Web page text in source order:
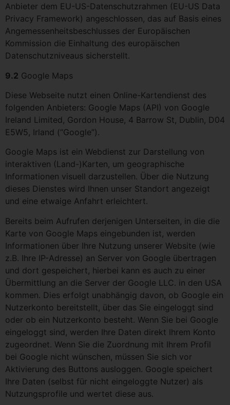
Anbieter dem EU-US-Datenschutzrahmen (EU-US Data
Privacy Framework) angeschlossen, das auf Basis eines
Angemessenheitsbeschlusses der Europäischen
Kommission die Einhaltung des europäischen
Datenschutzniveaus sicherstellt.
9.2 Google Maps
Diese Webseite nutzt einen Online-Kartendienst des
folgenden Anbieters: Google Maps (API) von Google
Ireland Limited, Gordon House, 4 Barrow St, Dublin, D04
E5W5, Irland (“Google”).
Google Maps ist ein Webdienst zur Darstellung von
interaktiven (Land-)Karten, um geographische
Informationen visuell darzustellen. Über die Nutzung
dieses Dienstes wird Ihnen unser Standort angezeigt
und eine etwaige Anfahrt erleichtert.
Bereits beim Aufrufen derjenigen Unterseiten, in die die
Karte von Google Maps eingebunden ist, werden
Informationen über Ihre Nutzung unserer Website (wie
z.B. Ihre IP-Adresse) an Server von Google übertragen
und dort gespeichert, hierbei kann es auch zu einer
Übermittlung an die Server der Google LLC. in den USA
kommen. Dies erfolgt unabhängig davon, ob Google ein
Nutzerkonto bereitstellt, über das Sie eingeloggt sind
oder ob ein Nutzerkonto besteht. Wenn Sie bei Google
eingeloggt sind, werden Ihre Daten direkt Ihrem Konto
zugeordnet. Wenn Sie die Zuordnung mit Ihrem Profil
bei Google nicht wünschen, müssen Sie sich vor
Aktivierung des Buttons ausloggen. Google speichert
Ihre Daten (selbst für nicht eingeloggte Nutzer) als
Nutzungsprofile und wertet diese aus.